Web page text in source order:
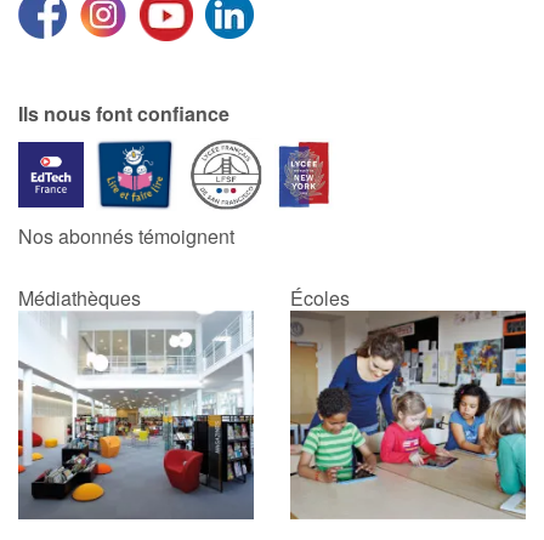
Ils nous font confiance
Nos abonnés témoignent
Médiathèques Écoles